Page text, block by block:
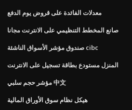
معدلات الفائدة على قروض يوم الدفع
صانع المخطط التنظيمي على الانترنت مجانا
صندوق مؤشر الأسواق الناشئة cibc
المنزل مستودع بطاقة تسجيل على الانترنت
مؤشر حجم سلبي 中文
هيكل نظام سوق الأوراق المالية